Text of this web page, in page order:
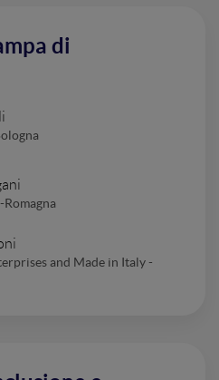
di
and Made in Italy -